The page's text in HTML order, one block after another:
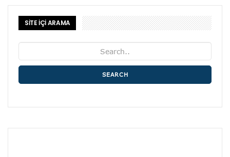
SİTE İÇİ ARAMA
SEARCH